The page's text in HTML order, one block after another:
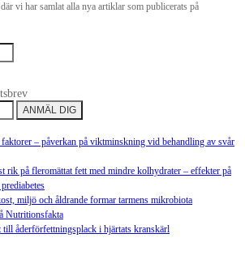
vi har samlat alla nya artiklar som publicerats på
– påverkan på viktminskning vid behandling av svår
rik på fleromättat fett med mindre kolhydrater – effekter på
miljö och åldrande formar tarmens mikrobiota
Nutritionsfakta
till åderförfettningsplack i hjärtats kranskärl